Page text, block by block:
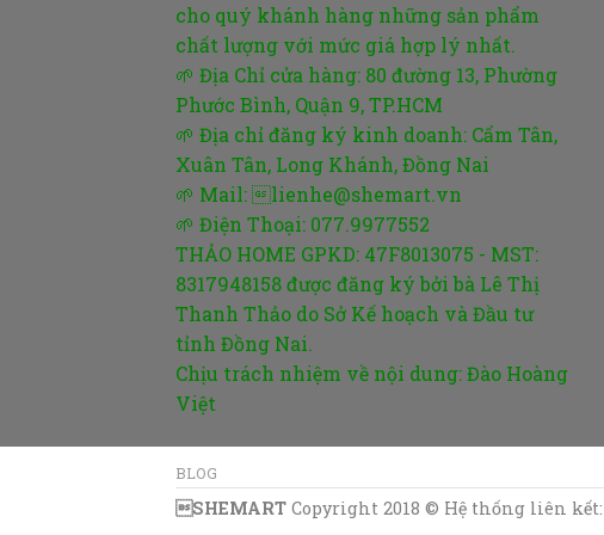
cho quý khánh hàng những sản phẩm
chất lượng với mức giá hợp lý nhất.
🌱 Địa Chỉ cửa hàng: 80 đường 13, Phường
Phước Bình, Quận 9, TP.HCM
🌱 Địa chỉ đăng ký kinh doanh: Cẩm Tân,
Xuân Tân, Long Khánh, Đồng Nai
🌱 Mail: lienhe@shemart.vn
🌱 Điện Thoại: 077.9977552
THẢO HOME GPKD: 47F8013075 - MST:
8317948158 được đăng ký bởi bà Lê Thị
Thanh Thảo do Sở Kế hoạch và Đầu tư
tỉnh Đồng Nai.
Chịu trách nhiệm về nội dung: Đào Hoàng
Việt
BLOG
SHEMART Copyright 2018 © Hệ thống liên kết: